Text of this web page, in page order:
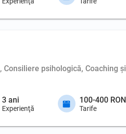
Consiliere psihologică, Coaching
3 ani
Experienţă
100-400 RON
Tarife